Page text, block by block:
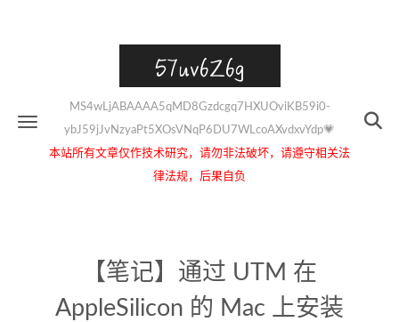
57uv6Z6g
MS4wLjABAAAA5qMD8Gzdcgq7HXUOviKB59i0-
ybJ59jJvNzyaPt5XOsVNqP6DU7WLcoAXvdxvYdp💗
本站所有文章仅作技术研究，请勿非法破坏，请遵守相关法
律法规，后果自负
【笔记】通过 UTM 在
AppleSilicon 的 Mac 上安装